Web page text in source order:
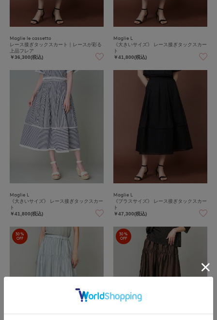
Maglie le cassetto
レース接ぎタックスカート｜レースが彩る
上品フレア
￥36,300(税込)
Maglie L
《大きいサイズ》 レース接ぎタックスカー
ト
￥41,800(税込)
Maglie L
《大きいサイズ》 レース接ぎタックスカー
ト
￥41,800(税込)
Maglie L
《プラスサイズ》 レース接ぎタックスカー
ト
￥47,300(税込)
30%
OFF
30%
OFF